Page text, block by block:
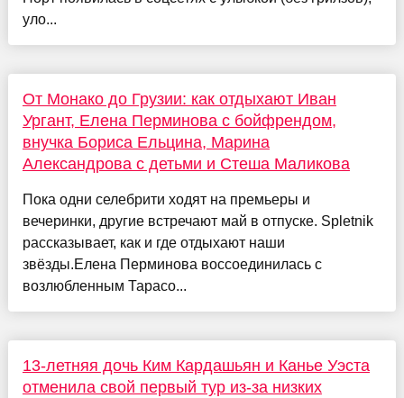
уло...
От Монако до Грузии: как отдыхают Иван
Ургант, Елена Перминова с бойфрендом,
внучка Бориса Ельцина, Марина
Александрова с детьми и Стеша Маликова
Пока одни селебрити ходят на премьеры и
вечеринки, другие встречают май в отпуске. Spletnik
рассказывает, как и где отдыхают наши
звёзды.Елена Перминова воссоединилась с
возлюбленным Тарасо...
13-летняя дочь Ким Кардашьян и Канье Уэста
отменила свой первый тур из-за низких